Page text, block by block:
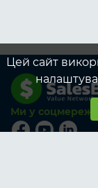
Ми у
Цей сайт